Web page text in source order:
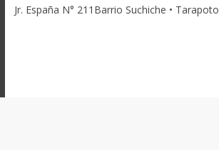
Jr. España N° 211Barrio Suchiche • Tarapoto